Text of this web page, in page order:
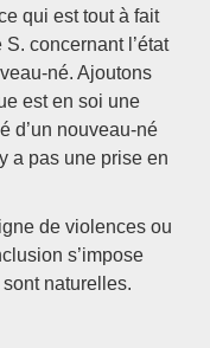
qui est tout à fait
concernant l’état
né. Ajoutons
est en soi une
d’un nouveau-né
a pas une prise en
de violences ou
s’impose
naturelles.